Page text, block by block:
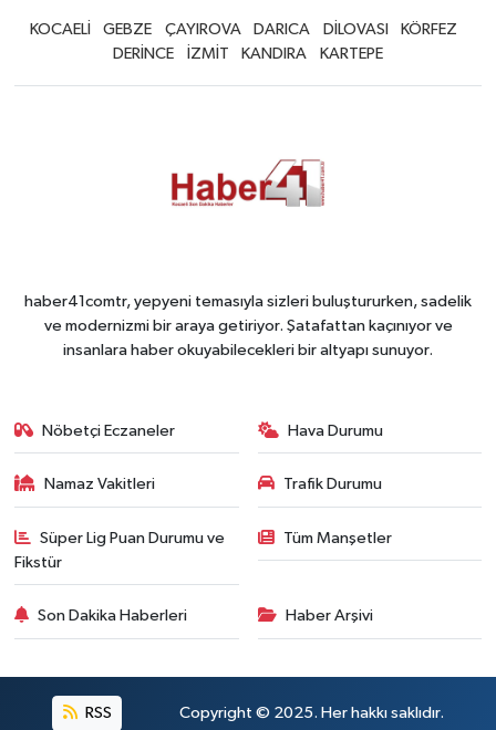
KOCAELİ GEBZE ÇAYIROVA DARICA DİLOVASI
KÖRFEZ
DERİNCE
İZMİT KANDIRA KARTEPE
haber41comtr, yepyeni temasıyla sizleri buluştururken, sadelik
ve modernizmi bir araya getiriyor. Şatafattan kaçınıyor ve
insanlara haber okuyabilecekleri bir altyapı sunuyor.
Nöbetçi Eczaneler Hava Durumu
Namaz Vakitleri Trafik Durumu
Süper Lig Puan Durumu ve
Fikstür
Tüm Manşetler
Son Dakika Haberleri Haber Arşivi
RSS Copyright © 2025. Her hakkı saklıdır.